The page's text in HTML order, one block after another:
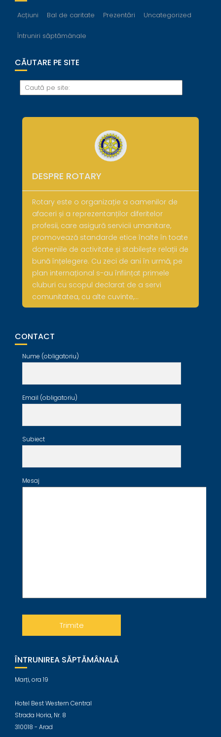
Acțiuni Bal de caritate Prezentări Uncategorized
Întruniri săptămânale
CĂUTARE PE SITE
DESPRE ROTARY
Rotary este o organizație a oamenilor de
afaceri și a reprezentanților diferitelor
profesii, care asigură servicii umanitare,
promovează standarde etice înalte în toate
domeniile de activitate și stabilește relații de
bună înțelegere. Cu zeci de ani în urmă, pe
plan internațional s-au înființat primele
cluburi cu scopul declarat de a servi
comunitatea, cu alte cuvinte,…
CONTACT
Nume (obligatoriu)
Email (obligatoriu)
Subiect
Mesaj
ÎNTRUNIREA SĂPTĂMÂNALĂ
Marți, ora 19
Hotel Best Western Central
Strada Horia, Nr. 8
310018 - Arad